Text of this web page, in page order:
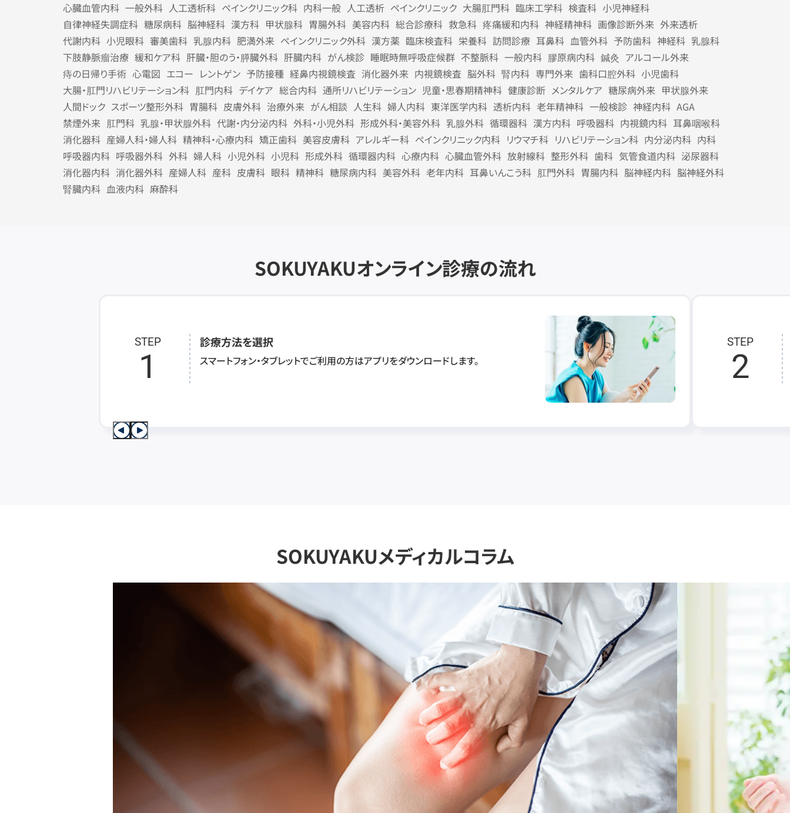
心臓血管内科 一般外科 人工透析科 ペインクリニック科 内科一般 人工透析 ペインクリニック 大腸肛門科 臨床工学科 検査科 小児神経科
自律神経失調症科 糖尿病科 脳神経科 漢方科 甲状腺科 胃腸外科 美容内科 総合診療科 救急科 疼痛緩和内科 神経精神科 画像診断外来 外来透析
代謝内科 小児眼科 審美歯科 乳腺内科 肥満外来 ペインクリニック外科 漢方薬 臨床検査科 栄養科 訪問診療 耳鼻科 血管外科 予防歯科 神経科 乳腺科
下肢静脈瘤治療 緩和ケア科 肝臓・胆のう・膵臓外科 肝臓内科 がん検診 睡眠時無呼吸症候群 不整脈科 一般内科 膠原病内科 鍼灸 アルコール外来
痔の日帰り手術 心電図 エコー レントゲン 予防接種 経鼻内視鏡検査 消化器外来 内視鏡検査 脳外科 腎内科 専門外来 歯科口腔外科 小児歯科
大腸・肛門リハビリテーション科 肛門内科 デイケア 総合内科 通所リハビリテーション 児童・思春期精神科 健康診断 メンタルケア 糖尿病外来 甲状腺外来
人間ドック スポーツ整形外科 胃腸科 皮膚外科 治療外来 がん相談 人生科 婦人内科 東洋医学内科 透析内科 老年精神科 一般検診 神経内科 AGA
禁煙外来 肛門科 乳腺・甲状腺外科 代謝・内分泌内科 外科・小児外科 形成外科・美容外科 乳腺外科 循環器科 漢方内科 呼吸器科 内視鏡内科 耳鼻咽喉科
消化器科 産婦人科・婦人科 精神科・心療内科 矯正歯科 美容皮膚科 アレルギー科 ペインクリニック内科 リウマチ科 リハビリテーション科 内分泌内科 内科
呼吸器内科 呼吸器外科 外科 婦人科 小児外科 小児科 形成外科 循環器内科 心療内科 心臓血管外科 放射線科 整形外科 歯科 気管食道内科 泌尿器科
消化器内科 消化器外科 産婦人科 産科 皮膚科 眼科 精神科 糖尿病内科 美容外科 老年内科 耳鼻いんこう科 肛門外科 胃腸内科 脳神経内科 脳神経外科
腎臓内科 血液内科 麻酔科
SOKUYAKUオンライン診療の流れ
STEP
1
診療方法を選択
スマートフォン・タブレットでご利用の方はアプリをダウンロードします。
STEP
2
SOKUYAKUメディカルコラム